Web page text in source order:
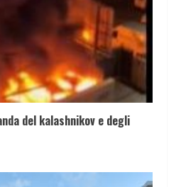
del kalashnikov e degli